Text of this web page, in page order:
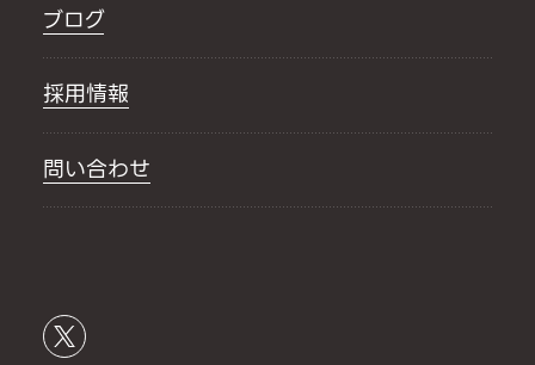
ブログ
採用情報
問い合わせ